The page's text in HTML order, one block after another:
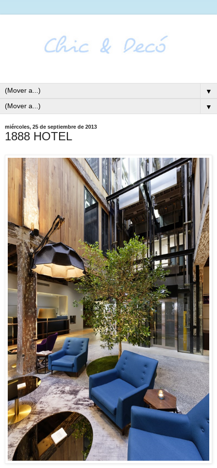
▼
▼
miércoles, 25 de septiembre de 2013
1888 HOTEL